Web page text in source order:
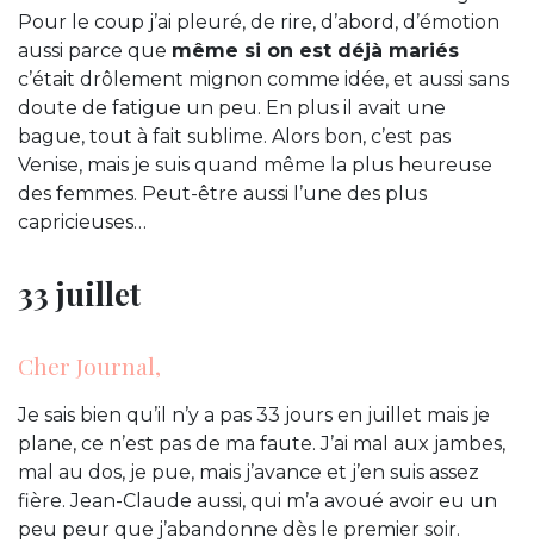
Pour le coup j’ai pleuré, de rire, d’abord, d’émotion
aussi parce que même si on est déjà mariés
c’était drôlement mignon comme idée, et aussi sans
doute de fatigue un peu. En plus il avait une
bague, tout à fait sublime. Alors bon, c’est pas
Venise, mais je suis quand même la plus heureuse
des femmes. Peut-être aussi l’une des plus
capricieuses…
33 juillet
Cher Journal,
Je sais bien qu’il n’y a pas 33 jours en juillet mais je
plane, ce n’est pas de ma faute. J’ai mal aux jambes,
mal au dos, je pue, mais j’avance et j’en suis assez
fière. Jean-Claude aussi, qui m’a avoué avoir eu un
peu peur que j’abandonne dès le premier soir.